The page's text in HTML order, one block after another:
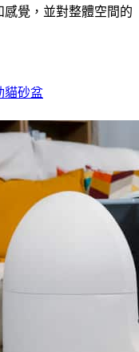
覺，並對整體空間的
貓砂盆